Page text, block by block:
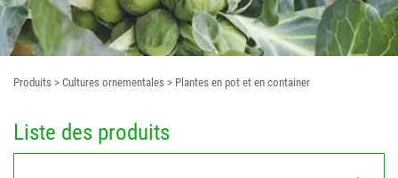
Produits > Cultures ornementales > Plantes en pot et en container
Liste des produits